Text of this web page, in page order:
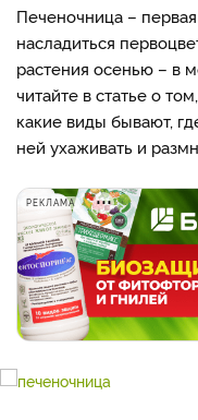
Печеночница –
насладиться
растения осенью – в
читайте в статье о
какие виды бывают,
ней ухаживать и
РЕКЛАМА